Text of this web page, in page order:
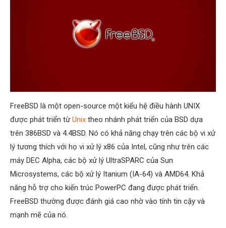
FreeBSD là một open-source một kiểu hệ điều hành UNIX
được phát triển từUnix theo nhánh phát triển của BSD dựa
trên 386BSD và 4.4BSD. Nó có khả năng chạy trên các bộ vi xử
lý tương thích với họ vi xử lý x86 của Intel, cũng như trên các
máy DEC Alpha, các bộ xử lý UltraSPARC của Sun
Microsystems, các bộ xử lý Itanium (IA-64) và AMD64. Khả
năng hỗ trợ cho kiến trúc PowerPC đang được phát triển.
FreeBSD thường được đánh giá cao nhờ vào tính tin cậy và
mạnh mẽ của nó.